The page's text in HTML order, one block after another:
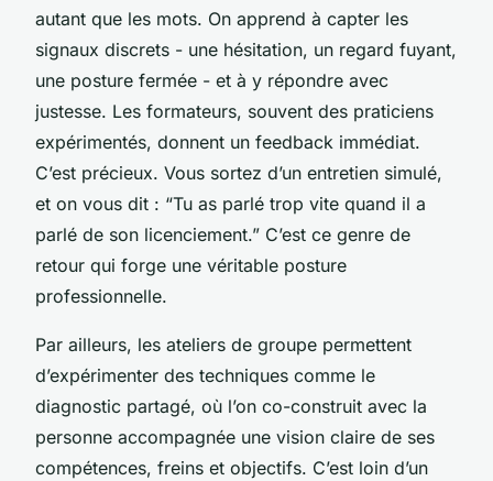
autant que les mots. On apprend à capter les
signaux discrets - une hésitation, un regard fuyant,
une posture fermée - et à y répondre avec
justesse. Les formateurs, souvent des praticiens
expérimentés, donnent un feedback immédiat.
C’est précieux. Vous sortez d’un entretien simulé,
et on vous dit : “Tu as parlé trop vite quand il a
parlé de son licenciement.” C’est ce genre de
retour qui forge une véritable posture
professionnelle.
Par ailleurs, les ateliers de groupe permettent
d’expérimenter des techniques comme le
diagnostic partagé, où l’on co-construit avec la
personne accompagnée une vision claire de ses
compétences, freins et objectifs. C’est loin d’un